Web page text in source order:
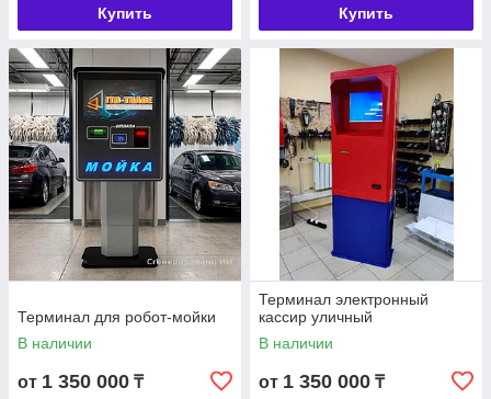
Купить Купить
Терминал для робот-мойки
В наличии
от 1 350 000 ₸
Терминал электронный
кассир уличный
В наличии
от 1 350 000 ₸